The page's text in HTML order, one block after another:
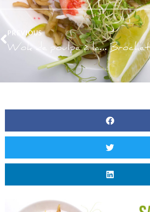
PREVIOUS
Wok de poulpe à la thaï